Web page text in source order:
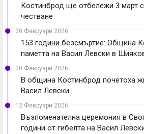
Костинброд ще отбележи 3 март
честване
20 Февруари 2026
153 години безсмъртие: Община
паметта на Васил Левски в
20 Февруари 2026
В община Костинброд почетоха
Васил Левски
12 Февруари 2026
Възпоменателна церемония в
години от гибелта на Васил